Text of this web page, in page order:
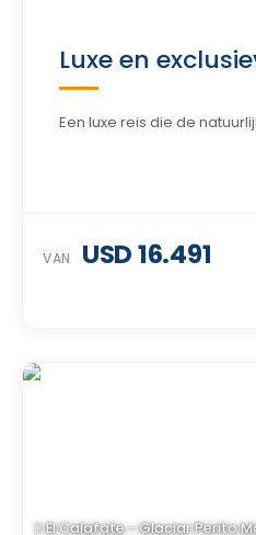
Luxe en
Een luxe reis die de
VAN USD 16.491
El Calafate - Glaciar Perito